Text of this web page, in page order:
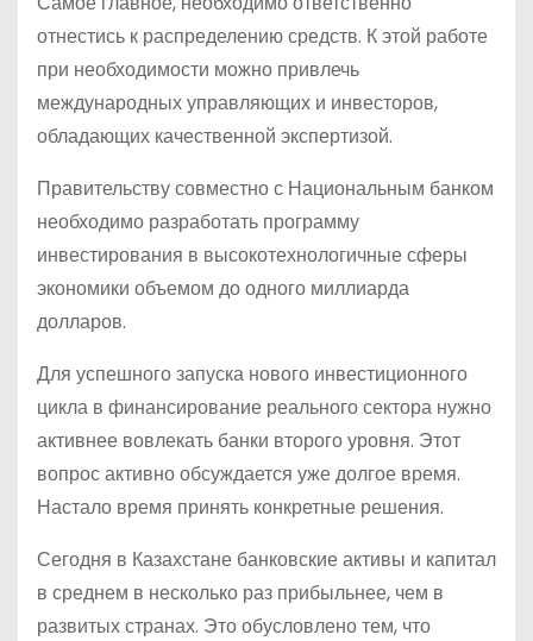
отнестись к распределению средств. К этой работе
при необходимости можно привлечь
международных управляющих и инвесторов,
обладающих качественной экспертизой.
Правительству совместно с Национальным банком
необходимо разработать программу
инвестирования в высокотехнологичные сферы
экономики объемом до одного миллиарда
долларов.
Для успешного запуска нового инвестиционного
цикла в финансирование реального сектора нужно
активнее вовлекать банки второго уровня. Этот
вопрос активно обсуждается уже долгое время.
Настало время принять конкретные решения.
Сегодня в Казахстане банковские активы и капитал
в среднем в несколько раз прибыльнее, чем в
развитых странах. Это обусловлено тем, что